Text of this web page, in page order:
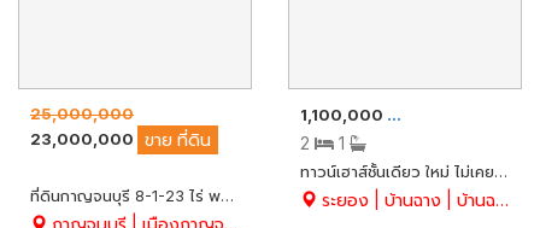
25,000,000
23,000,000
ขาย ที่ดิน
ที่ดินกาญจนบุรี 8-1-23 ไร่ พร้อมเรือนไทย + ร้านอาหาร + บึงบัว + บ่อปลาคราฟ และสิ่งปลูกสร้าง ร่มรื่น พร้อมดำเนินกิจการต่อ บรรยากาศเยี่ยม ในตัวเมืองใกล้ Robinson ห่างจากมอเตอร์เวย์ 6 กม. เท่านั้น
1,100,000ขาย
2
1
ทาวน์เฮาส์ชั้นเดียว ใหม่ ไม่เคยมีคนอยู่ มี 2 ห้องนอน 1 ห้องน้ำ ถนนเทศบาล 39/1 อ.บ้านฉาง จ.ระยอง
ระยอง | บ้านฉาง | บ้านฉาง